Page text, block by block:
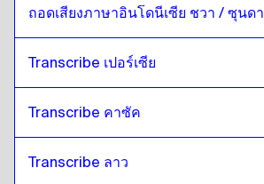
ถอดเสียงภาษาอินโดนีเซีย ชวา / ซุนดา
Transcribe เปอร์เซีย
Transcribe คาซัค
Transcribe ลาว